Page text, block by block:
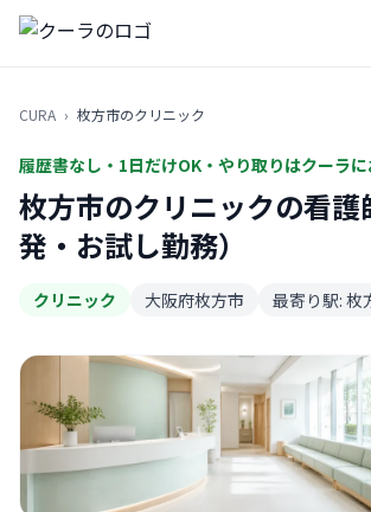
CURA › 枚方市のクリニック
履歴書なし・1日だけOK・やり取りはクーラ
枚方市のクリニックの看護
発・お試し勤務）
クリニック 大阪府枚方市 最寄り駅: 枚